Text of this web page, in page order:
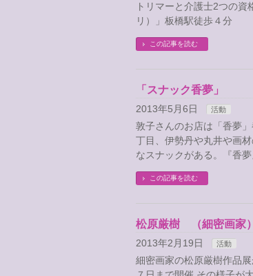
トリマーと介護士2つの
リ）」板橋駅徒歩４分
この記事を読む
「スナック香夢」
2013年5月6日 活動
敦子さんのお店は「香夢
丁目、伊勢丹や丸井や画
なスナックがある。『香
この記事を読む
松原厳樹 （細密画家）
2013年2月19日 活動
細密画家の松原厳樹作品